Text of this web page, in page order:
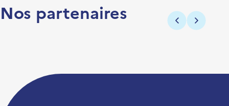
Nos partenaires Précédent